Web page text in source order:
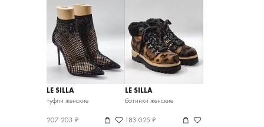
LE SILLA
туфли женские
207 203 ₽
LE SILLA
ботинки женские
183 025 ₽